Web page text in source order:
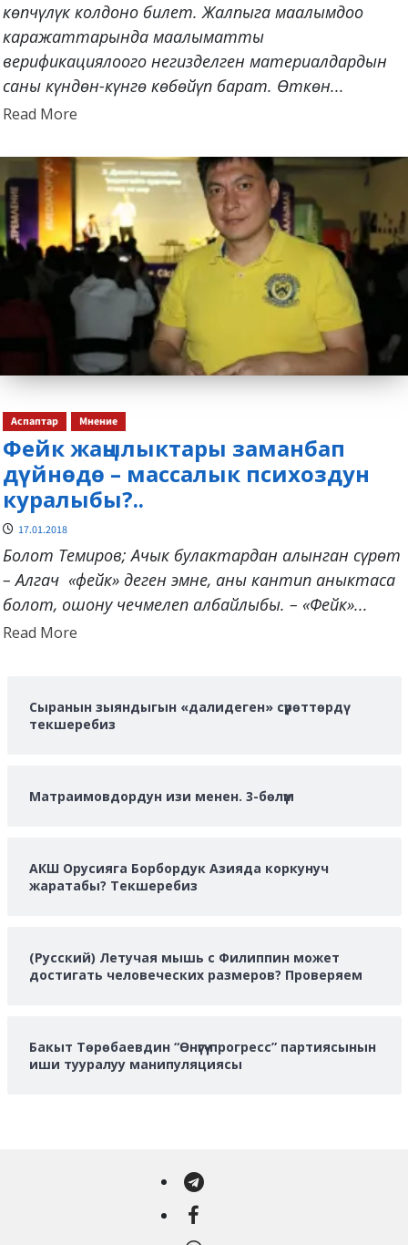
көпчүлүк колдоно билет. Жалпыга маалымдоо
каражаттарында маалыматты
верификациялоого негизделген материалдардын
саны күндөн-күнгө көбөйүп барат. Өткөн...
Read MoreRead
about
Аспаптар Мнение
Фейк жаңылыктары заманбап
дүйнөдө – массалык психоздун
куралыбы?..
17.01.2018
Болот Темиров; Ачык булактардан алынган сүрөт
– Алгач «фейк» деген эмне, аны кантип аныктаса
болот, ошону чечмелеп албайлыбы. – «Фейк»...
Read MoreRead
Сыранын зыяндыгын «далидеген» сүрөттөрдү
текшеребиз
Матраимовдордун изи менен. 3-бөлүм
АКШ Орусияга Борбордук Азияда коркунуч
жаратабы? Текшеребиз
(Русский) Летучая мышь с Филиппин может
достигать человеческих размеров? Проверяем
Бакыт Төрөбаевдин “Өнүгүү-прогресс” партиясынын
иши тууралуу манипуляциясы
Telegram
Facebook